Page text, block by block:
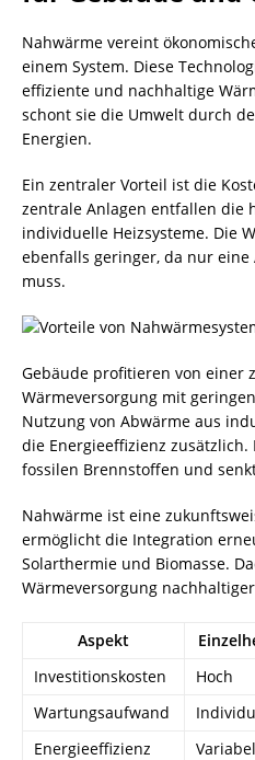
Nahwärme vereint
einem System. Diese
effiziente und nachhaltige
schont sie die Umwelt durch
Energien.
Ein zentraler Vorteil ist die
zentrale Anlagen entfallen die
individuelle Heizsysteme. Die
ebenfalls geringer, da nur
muss.
Gebäude profitieren von einer
Wärmeversorgung mit
Nutzung von Abwärme aus
die Energieeffizienz
fossilen Brennstoffen und
Nahwärme ist eine
ermöglicht die Integration
Solarthermie und Biomasse.
Wärmeversorgung
Aspekt
Investitionskosten
Hoch
Wartungsaufwand
Energieeffizienz
Variabel